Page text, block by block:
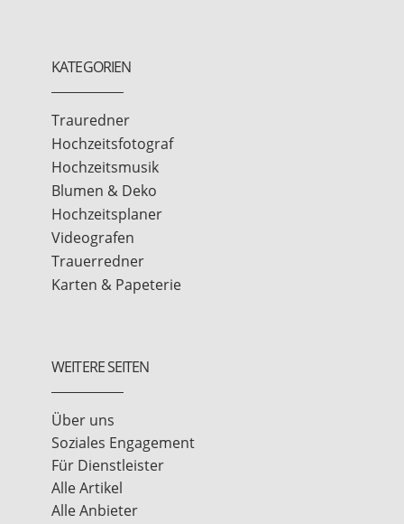
KATEGORIEN
Trauredner
Hochzeitsfotograf
Hochzeitsmusik
Blumen & Deko
Hochzeitsplaner
Videografen
Trauerredner
Karten & Papeterie
WEITERE SEITEN
Über uns
Soziales Engagement
Für Dienstleister
Alle Artikel
Alle Anbieter